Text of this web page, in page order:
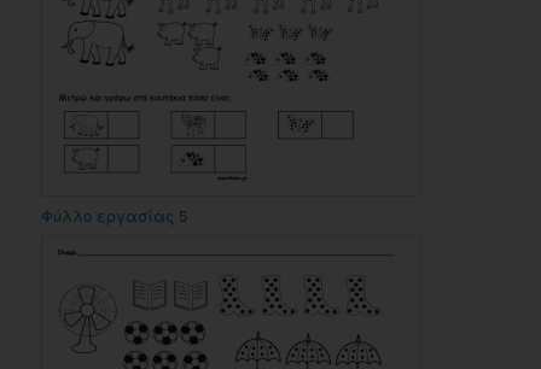
Φύλλο εργασίας 5